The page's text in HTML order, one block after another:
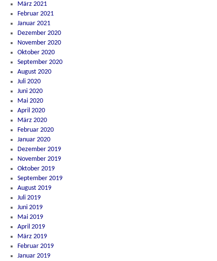
März 2021
Februar 2021
Januar 2021
Dezember 2020
November 2020
Oktober 2020
September 2020
August 2020
Juli 2020
Juni 2020
Mai 2020
April 2020
März 2020
Februar 2020
Januar 2020
Dezember 2019
November 2019
Oktober 2019
September 2019
August 2019
Juli 2019
Juni 2019
Mai 2019
April 2019
März 2019
Februar 2019
Januar 2019